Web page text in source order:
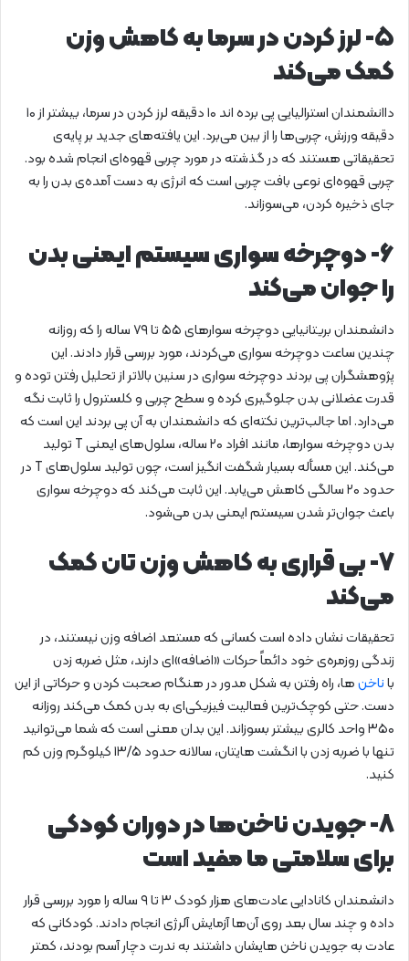
۵- لرز کردن در سرما به کاهش وزن
کمک می‌کند
داانشمندان استرالیایی پی برده اند ۱۰ دقیقه لرز کردن در سرما، بیشتر از ۱۰
دقیقه ورزش، چربی‌ها را از بین می‌برد. این یافته‌های جدید بر پایه‌ی
تحقیقاتی هستند که در گذشته در مورد چربی قهوه‌ای انجام شده بود.
چربی قهوه‌ای نوعی بافت چربی است که انرژی به دست آمده‌ی بدن را به
جای ذخیره کردن، می‌سوزاند.
۶- دوچرخه سواری سیستم ایمنی بدن
را جوان می‌کند
دانشمندان بریتانیایی دوچرخه سوار‌های ۵۵ تا ۷۹ ساله را که روزانه
چندین ساعت دوچرخه سواری می‌کردند، مورد بررسی قرار دادند. این
پژوهشگران پی بردند دوچرخه سواری در سنین بالاتر از تحلیل رفتن توده و
قدرت عضلانی بدن جلوگیری کرده و سطح چربی و کلسترول را ثابت نگه
می‌دارد. اما جالب‌ترین نکته‌ای که دانشمندان به آن پی بردند این است که
بدن دوچرخه سوارها، مانند افراد ۲۰ ساله، سلول‌های ایمنی T تولید
می‌کند. این مسأله بسیار شگفت انگیز است، چون تولید سلول‌های T در
حدود ۲۰ سالگی کاهش می‌یابد. این ثابت می‌کند که دوچرخه سواری
باعث جوان‌تر شدن سیستم ایمنی بدن می‌شود.
۷- بی قراری به کاهش وزن تان کمک
می‌کند
تحقیقات نشان داده است کسانی که مستعد اضافه وزن نیستند، در
زندگی روزمره‌ی خود دائماً حرکات «اضافه»‌ای دارند، مثل ضربه زدن
باناخنها، راه رفتن به شکل مدور در هنگام صحبت کردن و حرکاتی از این
دست. حتی کوچک‌ترین فعالیت فیزیکی‌ای به بدن کمک می‌کند روزانه
۳۵۰ واحد کالری بیشتر بسوزاند. این بدان معنی است که شما می‌توانید
تنها با ضربه زدن با انگشت هایتان، سالانه حدود ۱۳/۵ کیلوگرم وزن کم
کنید.
۸- جویدن ناخن‌ها در دوران کودکی
برای سلامتی ما مفید است
دانشمندان کانادایی عادت‌های هزار کودک ۳ تا ۹ ساله را مورد بررسی قرار
داده و چند سال بعد روی آن‌ها آزمایش آلرژی انجام دادند. کودکانی که
عادت به جویدن ناخن هایشان داشتند به ندرت دچار آسم بودند، کمتر